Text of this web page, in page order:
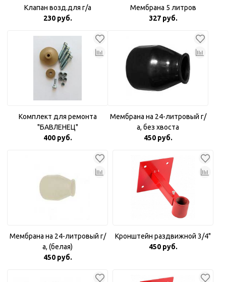
Клапан возд.для г/а
230 руб.
Мембрана 5 литров
327 руб.
Комплект для ремонта
"БАВЛЕНЕЦ"
400 руб.
Мембрана на 24-литровый г/
а, без хвоста
450 руб.
Мембрана на 24-литровый г/
а, (белая)
450 руб.
Кронштейн раздвижной 3/4"
450 руб.